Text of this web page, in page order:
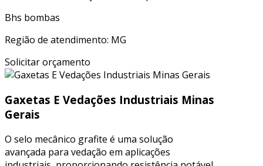
Bhs bombas
Região de atendimento: MG
Solicitar orçamento
Gaxetas E Vedações Industriais Minas
Gerais
O selo mecânico grafite é uma solução
avançada para vedação em aplicações